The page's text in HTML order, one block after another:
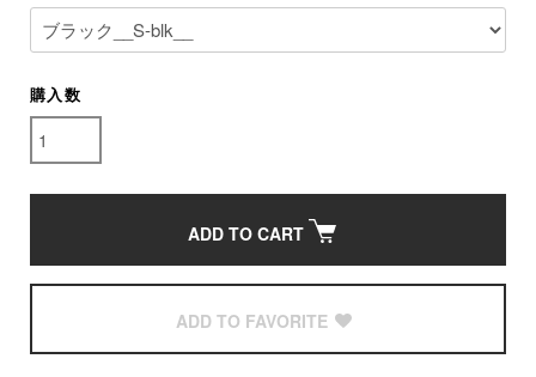
購入数
ADD TO CART
ADD TO FAVORITE